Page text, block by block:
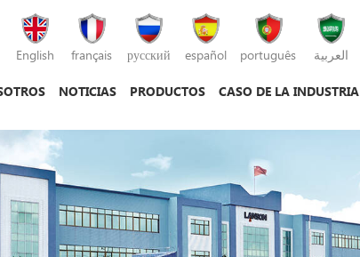
English français русский español português العربية
NOTICIAS PRODUCTOS CASO DE LA INDUSTRIA